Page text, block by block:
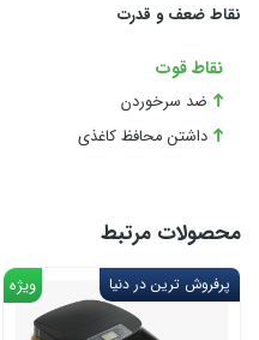
نقاط ضعف و قدرت
نقاط قوت
ضد سرخوردن
داشتن محافظ کاغذی
محصولات مرتبط
پرفروش ترین در دنیا ویژه